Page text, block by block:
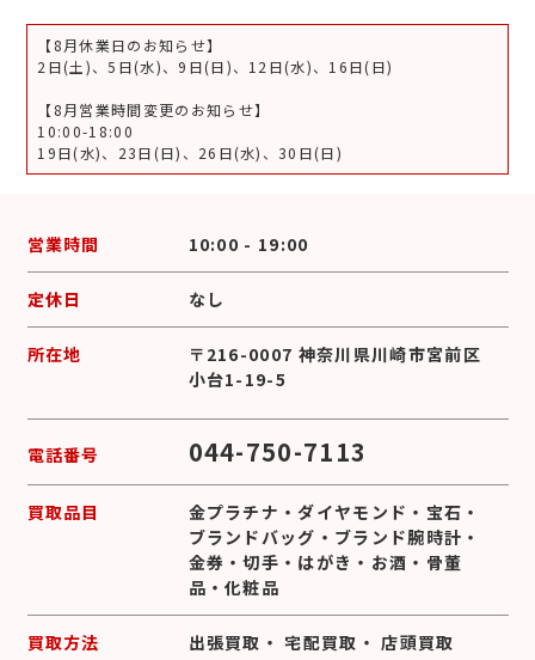
【8月休業日のお知らせ】
2日(土)、5日(水)、9日(日)、12日(水)、16日(日)
【8月営業時間変更のお知らせ】
10:00-18:00
19日(水)、23日(日)、26日(水)、30日(日)
営業時間 10:00 - 19:00
定休日 なし
所在地
〒216-0007 神奈川県川崎市宮前区
小台1-19-5
電話番号 044-750-7113
買取品目 金プラチナ ・ダイヤモンド ・ 宝石 ・
ブランドバッグ ・ ブランド腕時計 ・
金券 ・切手 ・ はがき ・ お酒 ・ 骨董
品 ・化粧品
買取方法 出張買取 ・宅配買取 ・店頭買取